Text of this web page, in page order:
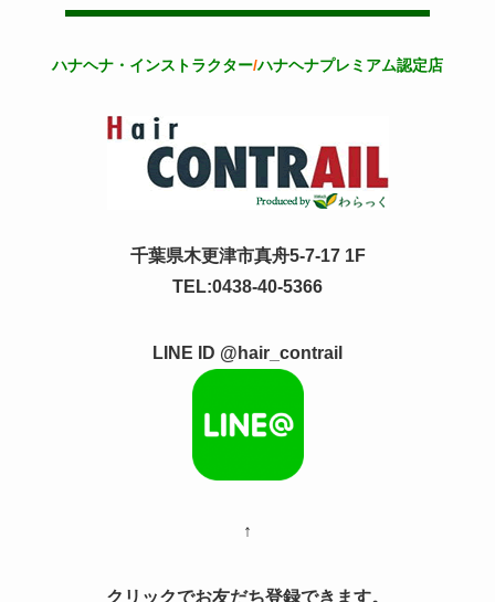
ハナヘナ・インストラクター/ハナヘナプレミアム認定店
千葉県木更津市真舟5-7-17 1F
TEL:0438-40-5366
LINE ID @hair_contrail
↑
クリックでお友だち登録できます。